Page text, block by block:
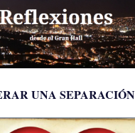
UNA SEPARACIÓN